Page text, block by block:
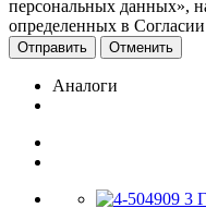
персональных данных»,
определенных в
Отменить
Аналоги